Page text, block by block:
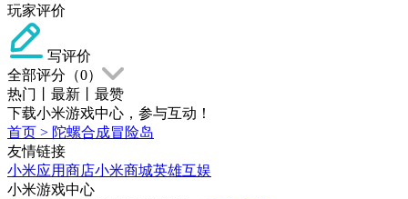
玩家评价
写评价
全部评分（0）
热门
最新
最赞
下载小米游戏中心，参与互动！
首页 > 陀螺合成冒险岛
友情链接
小米应用商店小米商城英雄互娱
小米游戏中心